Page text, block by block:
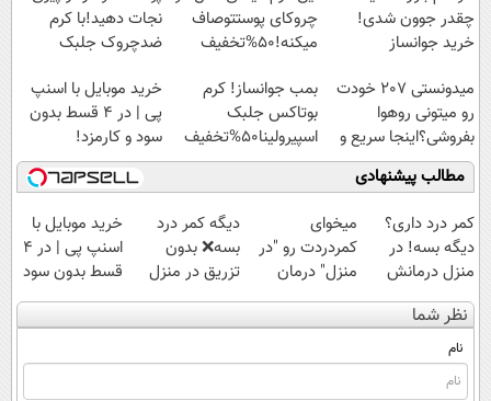
چقدر جوون شدی!
خرید جوانساز
ویژه
چروکای پوستتوصاف
میکنه!50%تخفیف
نجات دهید!با کرم
ضدچروک جلبک
میدونستی 207 خودت
رو میتونی روهوا
بفروشی؟اینجا سریع و
راحت بفروش
بمب جوانساز! کرم
بوتاکس جلبک
اسپیرولینا50%تخفیف
خرید موبایل با اسنپ
پی | در ۴ قسط بدون
سود و کارمزد!
مطالب پیشنهادی
کمر درد داری؟
دیگه بسه! در
منزل درمانش
کن
(◀پرسش‌نامه)
میخوای
کمردردت رو "در
منزل" درمان
کنی؟ (◂فیلم +
◂پرسش‌نامه)
دیگه کمر درد
بسه❌ بدون
تزریق در منزل
درمانش کن✅
◀پرسش‌نامه پر
خرید موبایل با
اسنپ پی | در ۴
قسط بدون سود
و کارمزد!
نظر شما
نام